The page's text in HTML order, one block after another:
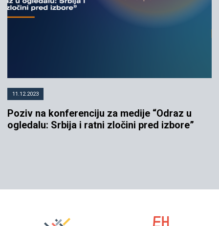
11.12.2023
Poziv na konferenciju za medije “Odraz u
ogledalu: Srbija i ratni zločini pred izbore”